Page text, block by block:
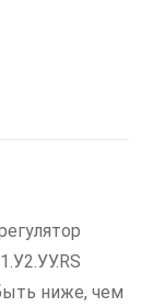
ниже, чем